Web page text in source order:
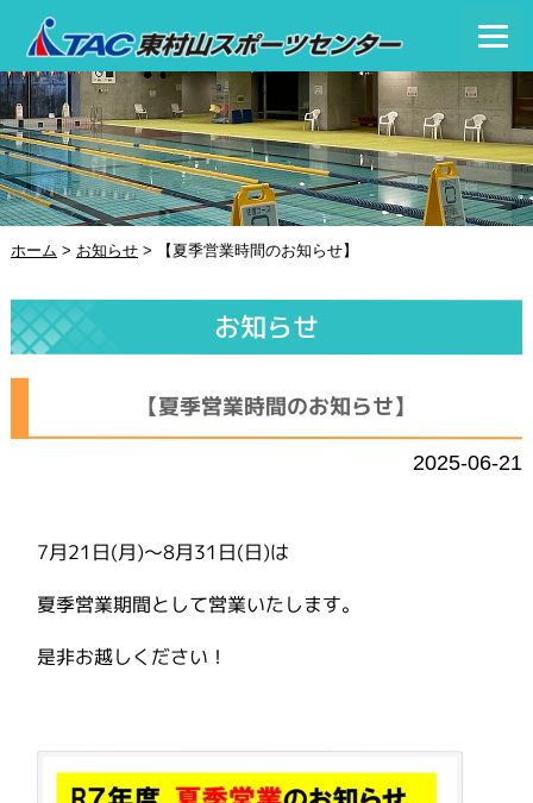
ホーム > お知らせ> 【夏季営業時間のお知らせ】
お知らせ
【夏季営業時間のお知らせ】
2025-06-21
7月21日(月)～8月31日(日)は
夏季営業期間として営業いたします。
是非お越しください！